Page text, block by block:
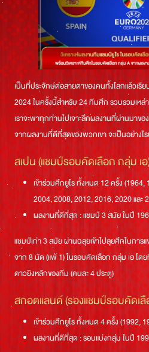
เป็นที่ประจักษ์ต่อสายตาของคนทั้งโลกแล้วเรี
2024 ในครั้งนี้สำหรับ 24 ทีมศึก รวบรวมเหล่
เราจะพาทุกท่านไปเจาะลึกผลงานที่ผ่านมาข
จากผลงานที่ดีที่สุดของพวกเขา จะเป็นอย่างไ
สเปน (แชมป์รอบคัดเลือก กลุ่ม เ
เข้าร่วมศึกยูโร ทั้งหมด 12 ครั้ง
2004, 2008, 2012, 2016, 2020 และ
ผลงานที่ดีที่สุด : แชมป์ 3 สมัย ในปี
แชมป์เก่า 3 สมัย ผ่านฉลุยเข้าไปลุยศึกในการ
จาก 8 นัด (แพ้ 1) ในรอบคัดเลือก กลุ่ม เอ โด
ดาวยิงหลักของทีม (คนละ 4 ประตู)
สกอตแลนด์ (รองแชมป์รอบคัดเลื
เข้าร่วมศึกยูโร ทั้งหมด 4 ครั้ง (1992,
ผลงานที่ดีที่สุด : รอบแบ่งกลุ่ม ในปี